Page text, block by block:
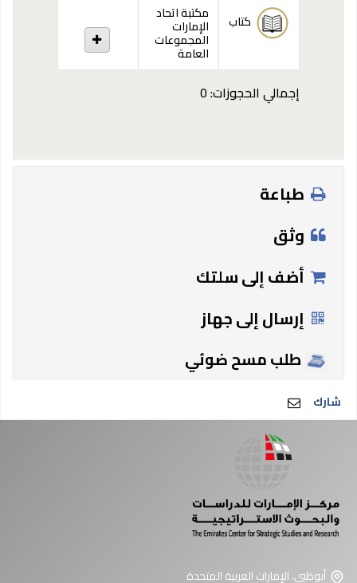
كتاب
مكتبة اتحاد
الإمارات
المجموعات
العامة
إجمالي الحجوزات: 0
طباعة
وثق
أضف إلى سلتك
إرسال إلى جهاز
طلب مسح ضوئي
شارك
أبوظبي، الإمارات العربية المتحدة